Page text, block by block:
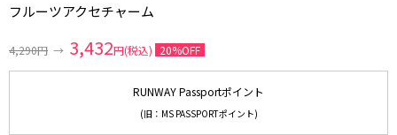
フルーツアクセチャーム
4,290円 → 3,432円(税込) 20%OFF
RUNWAY Passportポイント
(旧：MS PASSPORTポイント)